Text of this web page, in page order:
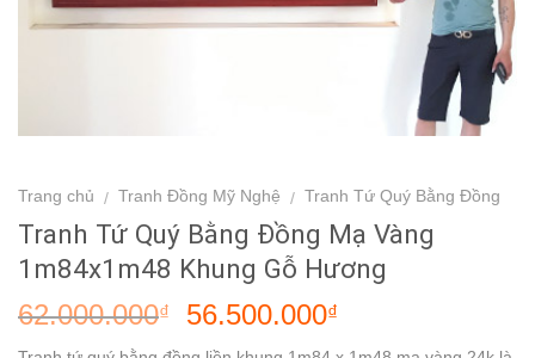
Trang chủ / Tranh Đồng Mỹ Nghệ / Tranh Tứ Quý Bằng Đồng
Tranh Tứ Quý Bằng Đồng Mạ Vàng
1m84x1m48 Khung Gỗ Hương
62.000.000₫ 56.500.000₫